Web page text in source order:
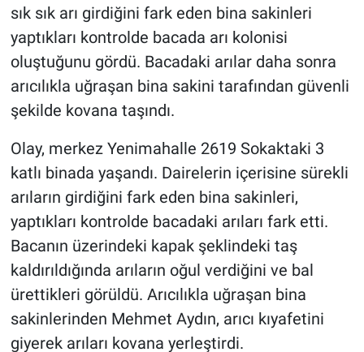
sık sık arı girdiğini fark eden bina sakinleri
yaptıkları kontrolde bacada arı kolonisi
oluştuğunu gördü. Bacadaki arılar daha sonra
arıcılıkla uğraşan bina sakini tarafından güvenli
şekilde kovana taşındı.
Olay, merkez Yenimahalle 2619 Sokaktaki 3
katlı binada yaşandı. Dairelerin içerisine sürekli
arıların girdiğini fark eden bina sakinleri,
yaptıkları kontrolde bacadaki arıları fark etti.
Bacanın üzerindeki kapak şeklindeki taş
kaldırıldığında arıların oğul verdiğini ve bal
ürettikleri görüldü. Arıcılıkla uğraşan bina
sakinlerinden Mehmet Aydın, arıcı kıyafetini
giyerek arıları kovana yerleştirdi.
Şambayat Haber